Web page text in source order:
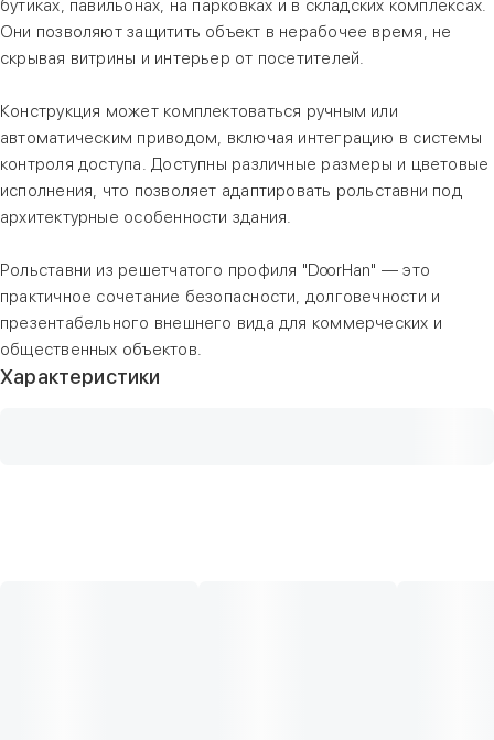
бутиках, павильонах, на парковках и в складских комплексах.
Они позволяют защитить объект в нерабочее время, не
скрывая витрины и интерьер от посетителей.
Конструкция может комплектоваться ручным или
автоматическим приводом, включая интеграцию в системы
контроля доступа. Доступны различные размеры и цветовые
исполнения, что позволяет адаптировать рольставни под
архитектурные особенности здания.
Рольставни из решетчатого профиля "DoorHan" — это
практичное сочетание безопасности, долговечности и
презентабельного внешнего вида для коммерческих и
общественных объектов.
Характеристики